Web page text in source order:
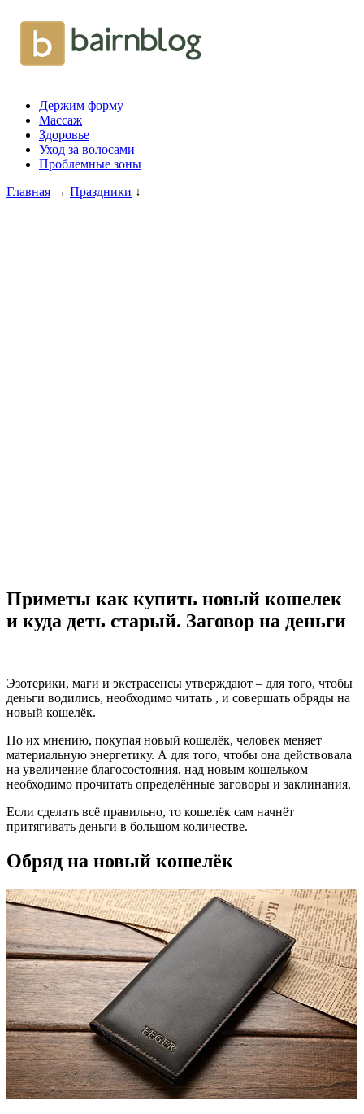
Держим форму
Массаж
Здоровье
Уход за волосами
Проблемные зоны
Главная → Праздники ↓
Приметы как купить новый кошелек
и куда деть старый. Заговор на деньги
Эзотерики, маги и экстрасенсы утверждают – для того, чтобы
деньги водились, необходимо читать , и совершать обряды на
новый кошелёк.
По их мнению, покупая новый кошелёк, человек меняет
материальную энергетику. А для того, чтобы она действовала
на увеличение благосостояния, над новым кошельком
необходимо прочитать определённые заговоры и заклинания.
Если сделать всё правильно, то кошелёк сам начнёт
притягивать деньги в большом количестве.
Обряд на новый кошелёк